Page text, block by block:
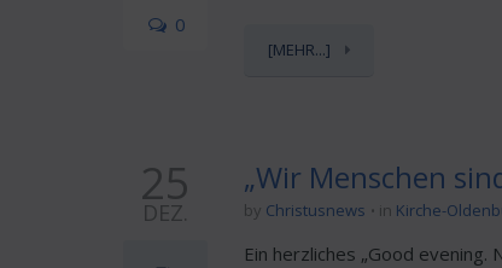
0
[MEHR...]
25
DEZ.
„Wir Menschen
by Christusnews in Kirche-
Ein herzliches „Good